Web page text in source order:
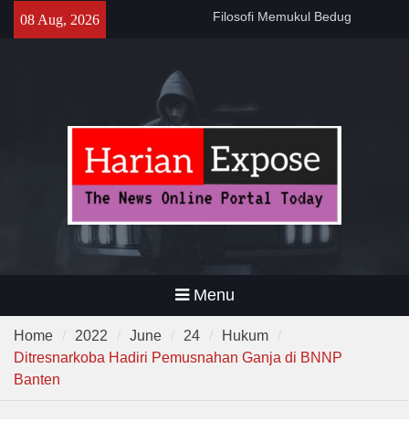
08 Aug, 2026
141 Tahun Stasiun Slawi : “Dari
Narkoba di Sekolah Kebayoran
Lama, DPR Minta Diusut
Tuntas
Filosofi Memukul Bedug
Sebelum Sholat Jum’at
Menu
Home 2022 June 24
Hukum
Ditresnarkoba Hadiri Pemusnahan Ganja di BNNP
Banten